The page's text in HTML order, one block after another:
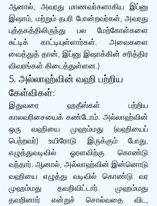
ஆனால், அவரது மாணவர்களாகிய இப்னு
இஷாம், மற்றும் தபரி போன்றவர்கள், அவரது
புத்தகத்திலிருந்து பல மேற்கோள்களை
சுட்டிக் காட்டியுள்ளார்கள். அவைகளை
வைத்துத் தான், இப்னு இஷாக்கின் சரித்திர
விவரங்கள் கிடைத்துள்ளன.)
5. அல்லாஹ்வின் வஹி பற்றிய
கேள்விகள்:
இதுவரை ஹதீஸ்கள் பற்றிய
காலவரிசையைக் கண்டோம். அல்லாஹ்வின்
ஒரு வஹியை முஹம்மது (வஹியைப்
பெற்றவர்) உயிரோடு இருக்கும் போது,
எழுத்துவடிவில் ஓரளவிற்கு கொண்டு
வந்தார். ஆனால், அல்லாஹ்வின் இன்னொடு
வஹியை எழுத்து வடிவில் கொண்டு வர
முஹம்மது தவறிவிட்டார். முஹம்மது
தவறினார் என்றுச் சொல்வதை விட,